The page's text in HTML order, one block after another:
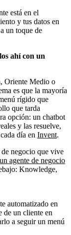
está en el
y tus datos en
un toque de
ahí con un
Oriente Medio o
es que la mayoría
rígido que
que tarda
opción: un chatbot
y las resuelve,
día en Invent.
negocio que vive
agente de negocio
Knowledge,
automatizado en
de un cliente en
a seguir un menú